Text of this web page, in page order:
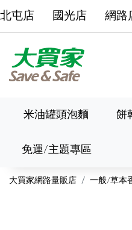
北屯店 國光店 網路
米油罐頭泡麵 餅
免運/主題專區
大買家網路量販店 一般/草本